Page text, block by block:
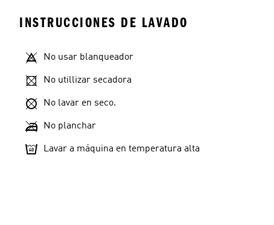
INSTRUCCIONES DE LAVADO
No usar blanqueador
No utillizar secadora
No lavar en seco.
No planchar
Lavar a máquina en temperatura alta